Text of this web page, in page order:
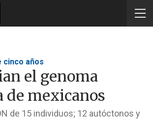
cinco años
el genoma
de mexicanos
de 15 individuos; 12 autóctonos y